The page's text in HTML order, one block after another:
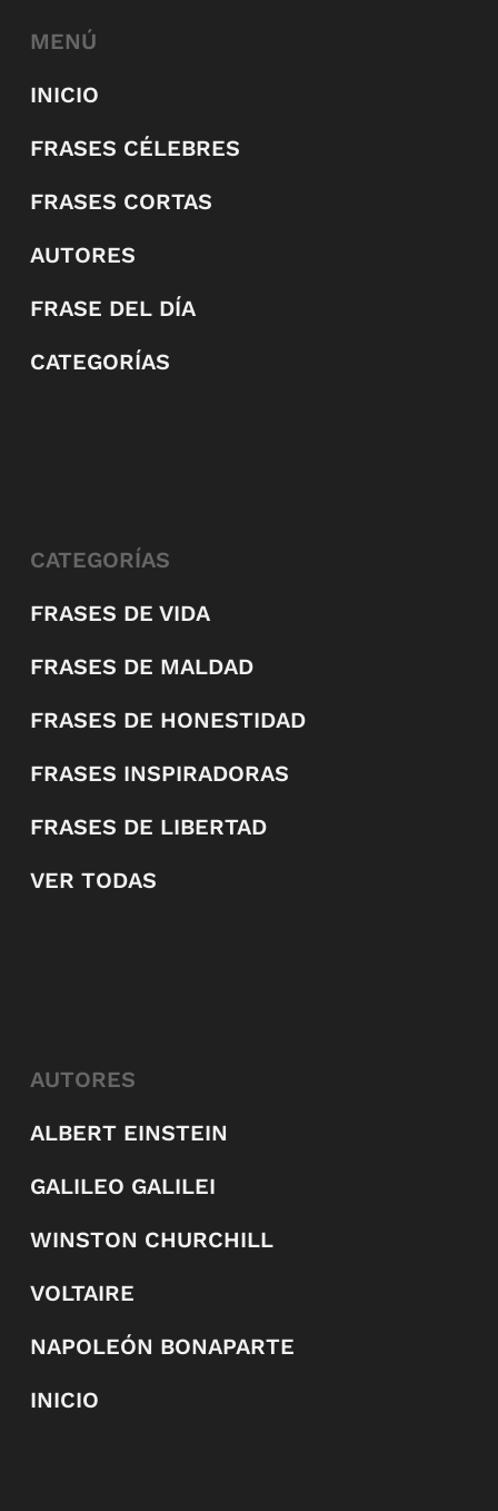
MENÚ
INICIO
FRASES CÉLEBRES
FRASES CORTAS
AUTORES
FRASE DEL DÍA
CATEGORÍAS
CATEGORÍAS
FRASES DE VIDA
FRASES DE MALDAD
FRASES DE HONESTIDAD
FRASES INSPIRADORAS
FRASES DE LIBERTAD
VER TODAS
AUTORES
ALBERT EINSTEIN
GALILEO GALILEI
WINSTON CHURCHILL
VOLTAIRE
NAPOLEÓN BONAPARTE
INICIO